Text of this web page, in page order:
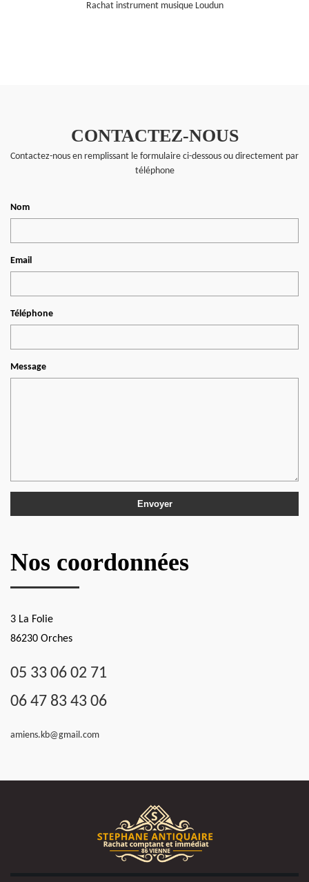
Rachat instrument musique Loudun
CONTACTEZ-NOUS
Contactez-nous en remplissant le formulaire ci-dessous ou directement par
téléphone
Nom
Email
Téléphone
Message
Nos coordonnées
3 La Folie
86230 Orches
05 33 06 02 71
06 47 83 43 06
amiens.kb@gmail.com